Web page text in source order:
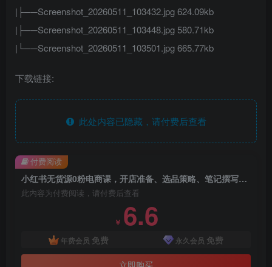
|├──Screenshot_20260511_103432.jpg 624.09kb
|├──Screenshot_20260511_103448.jpg 580.71kb
|└──Screenshot_20260511_103501.jpg 665.77kb
下载链接:
此处内容已隐藏，请付费后查看
小红书无货源0粉电商课，开店准备、选品策略、笔记撰写、视频剪辑、数据分析、账号打造、资料文档（更新26年5月11日）
此内容为付费阅读，请付费后查看
￥ 6.6
年费会员 免费 永久会员 免费
立即购买
付费阅读